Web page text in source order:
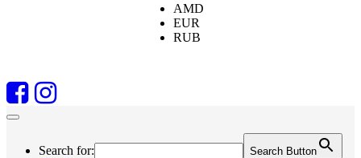
AMD
EUR
RUB
Search for: Search Button